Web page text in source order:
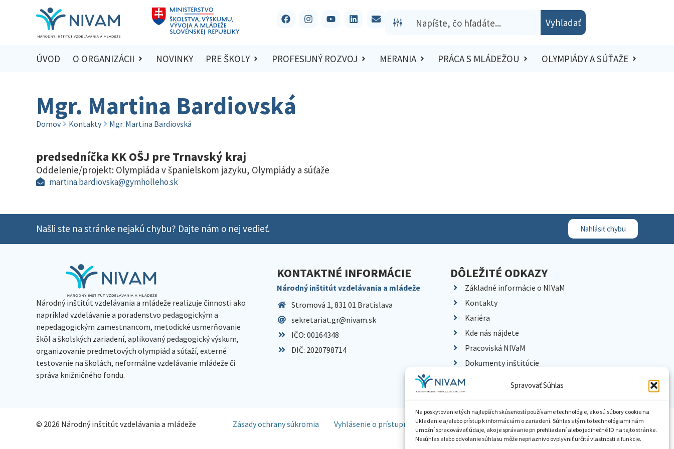
Spravovať Súhlas
Na poskytovanie tých najlepších skúseností používame technológie, ako sú súbory cookie na
ukladanie a/alebo prístup k informáciám o zariadení. Súhlas s týmito technológiami nám
umožní spracovávať údaje, ako je správanie pri prehliadaní alebo jedinečné ID na tejto stránke.
Nesúhlas alebo odvolanie súhlasu môže nepriaznivo ovplyvniť určité vlastnosti a funkcie.
Vyhľadať
ÚVOD O ORGANIZÁCII NOVINKY PRE ŠKOLY PROFESIJNÝ ROZVOJ MERANIA PRÁCA S MLÁDEŽOU OLYMPIÁDY A SÚŤAŽE
Mgr. Martina Bardiovská
Domov Kontakty Mgr. Martina Bardiovská
predsedníčka KK OŠJ pre Trnavský kraj
Oddelenie/projekt: Olympiáda v španielskom jazyku, Olympiády a súťaže
martina.bardiovska@gymholleho.sk
Našli ste na stránke nejakú chybu? Dajte nám o nej vedieť. Nahlásiť chybu
Národný inštitút vzdelávania a mládeže realizuje činnosti ako
napríklad vzdelávanie a poradenstvo pedagogickým a
nepedagogickým zamestnancom, metodické usmerňovanie
škôl a školských zariadení, aplikovaný pedagogický výskum,
organizovanie predmetových olympiád a súťaží, externé
testovanie na školách, neformálne vzdelávanie mládeže či
správa knižničného fondu.
KONTAKTNÉ INFORMÁCIE
Národný inštitút vzdelávania a mládeže
Stromová 1, 831 01 Bratislava
sekretariat.gr@nivam.sk
IČO: 00164348
DIČ: 2020798714
DÔLEŽITÉ ODKAZY
Základné informácie o NIVaM
Kontakty
Kariéra
Kde nás nájdete
Pracoviská NIVaM
Dokumenty inštitúcie
Knižnica
© 2026 Národný inštitút vzdelávania a mládeže Zásady ochrany súkromia Vyhlásenie o prístupnosti Sprístupnenie informácií Nastavenia cookies GDPR